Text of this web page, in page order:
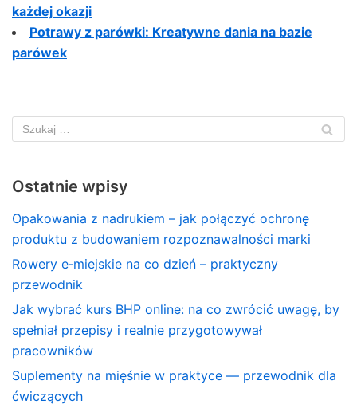
każdej okazji
Potrawy z parówki: Kreatywne dania na bazie
parówek
Ostatnie wpisy
Opakowania z nadrukiem – jak połączyć ochronę
produktu z budowaniem rozpoznawalności marki
Rowery e‑miejskie na co dzień – praktyczny
przewodnik
Jak wybrać kurs BHP online: na co zwrócić uwagę, by
spełniał przepisy i realnie przygotowywał
pracowników
Suplementy na mięśnie w praktyce — przewodnik dla
ćwiczących